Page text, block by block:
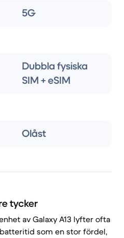
5G
Dubbla fysiska
SIM + eSIM
Olåst
tycker
av Galaxy A13 lyfter ofta
som en stor fördel,